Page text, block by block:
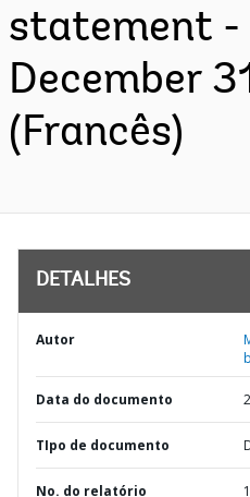
statement -
December
(Francês)
DETALHES
Autor
Data do documento
TIpo de documento
No. do relatório